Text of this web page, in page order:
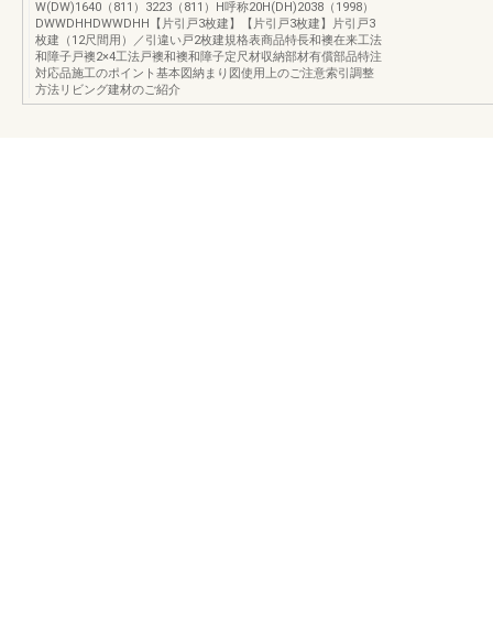
W(DW)1640（811）3223（811）H呼称20H(DH)2038（1998）
DWWDHHDWWDHH【片引戸3枚建】【片引戸3枚建】片引戸3
枚建（12尺間用）／引違い戸2枚建規格表商品特長和襖在来工法
和障子戸襖2×4工法戸襖和襖和障子定尺材収納部材有償部品特注
対応品施工のポイント基本図納まり図使用上のご注意索引調整
方法リビング建材のご紹介